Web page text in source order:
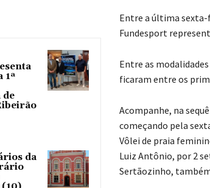
1ª
de
da
Entre a última sexta-
Fundesport
Entre as
ficaram entre os
Acompanhe, na
começando pela
Vôlei de praia
Luiz Antônio, por 2
Sertãozinho, também